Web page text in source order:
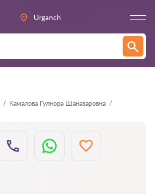
Urganch
Камалова Гулнора Шаназаровна